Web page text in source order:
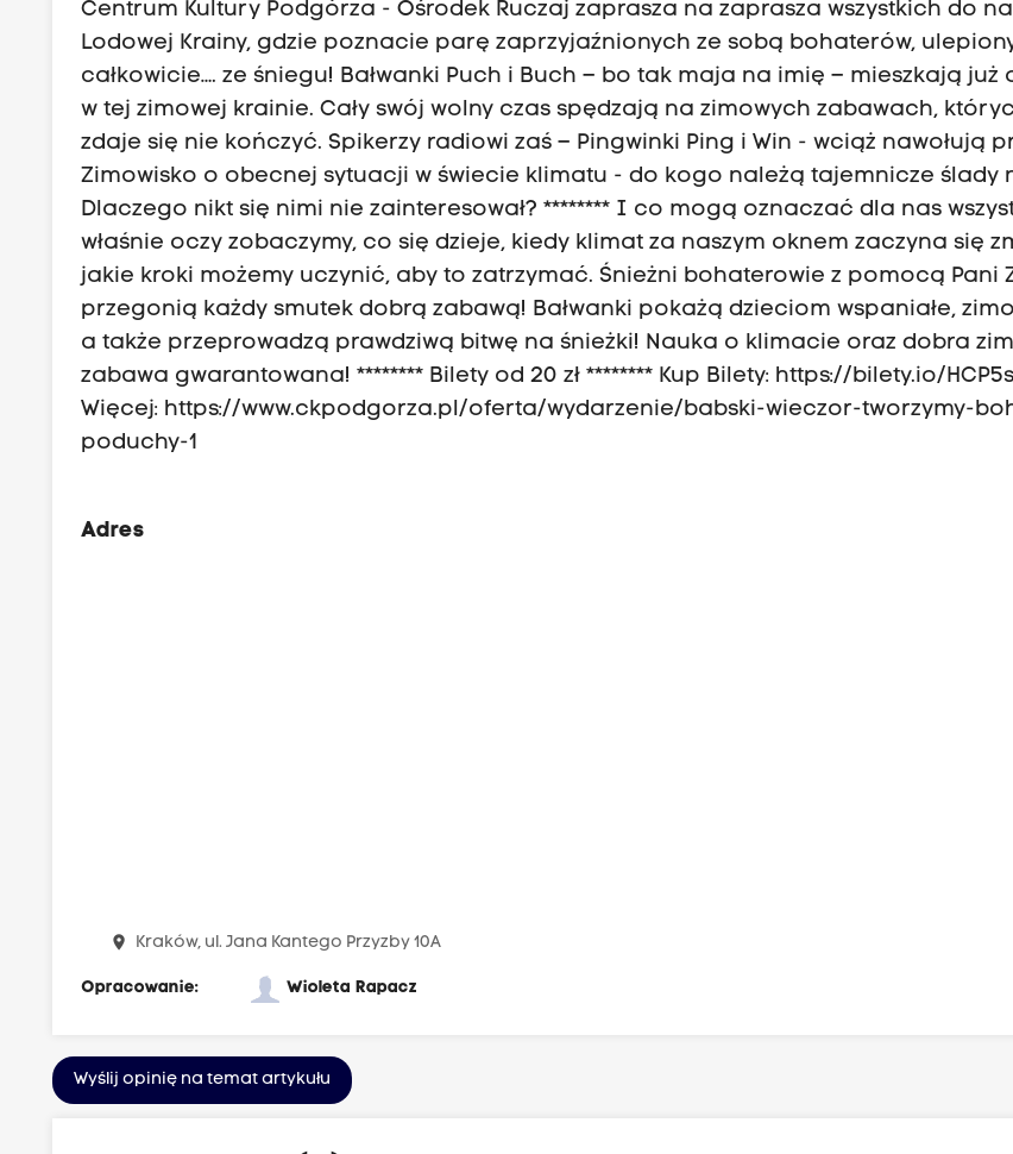
Centrum Kultury Podgórza - Ośrodek Ruczaj zaprasza na zaprasza wszystkich do
Lodowej Krainy, gdzie poznacie parę zaprzyjaźnionych ze sobą bohaterów,
całkowicie…. ze śniegu! Bałwanki Puch i Buch – bo tak maja na imię – mieszkają już
w tej zimowej krainie. Cały swój wolny czas spędzają na zimowych zabawach,
zdaje się nie kończyć. Spikerzy radiowi zaś – Pingwinki Ping i Win - wciąż nawołują
Zimowisko o obecnej sytuacji w świecie klimatu - do kogo należą tajemnicze ślady
Dlaczego nikt się nimi nie zainteresował? ******** I co mogą oznaczać dla nas
właśnie oczy zobaczymy, co się dzieje, kiedy klimat za naszym oknem zaczyna się
jakie kroki możemy uczynić, aby to zatrzymać. Śnieżni bohaterowie z pomocą Pani
przegonią każdy smutek dobrą zabawą! Bałwanki pokażą dzieciom wspaniałe,
a także przeprowadzą prawdziwą bitwę na śnieżki! Nauka o klimacie oraz dobra
zabawa gwarantowana! ******** Bilety od 20 zł ******** Kup Bilety: https://bilety.io/HCP5s
Więcej: https://www.ckpodgorza.pl/oferta/wydarzenie/babski-wieczor-tworzymy-
poduchy-1
Adres
place Kraków, ul. Jana Kantego Przyzby 10A
Opracowanie: Wioleta Rapacz
Wyślij opinię na temat artykułu